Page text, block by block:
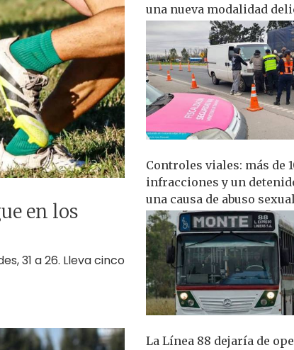
en los
31 a 26. Lleva cinco
una nueva modalidad
Controles viales: más de
infracciones y un
una causa de abuso
La Línea 88 dejaría de